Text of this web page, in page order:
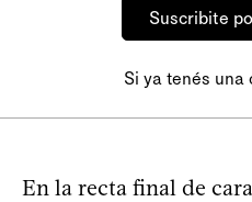
Suscribite
Si ya tenés una
En la recta final de